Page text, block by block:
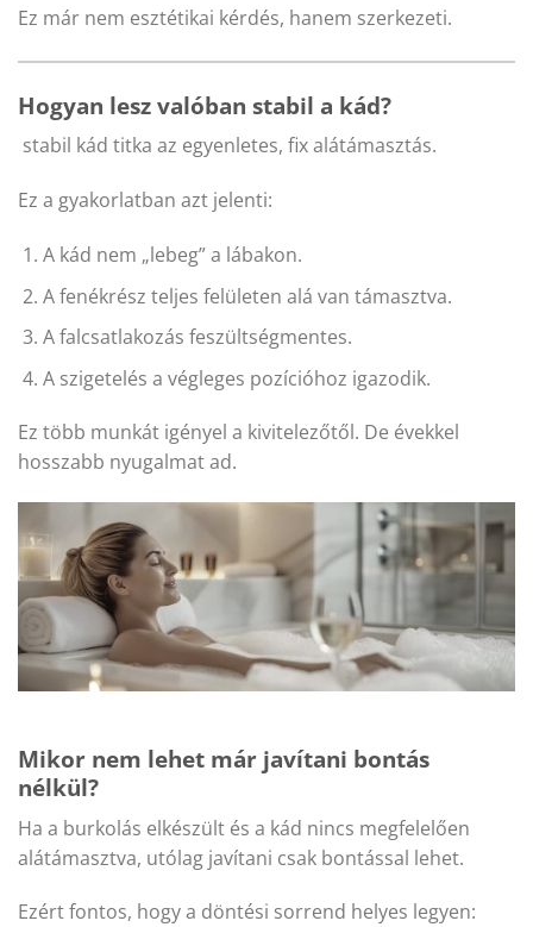
Ez már nem esztétikai kérdés, hanem szerkezeti.
Hogyan lesz valóban stabil a kád?
stabil kád titka az egyenletes, fix alátámasztás.
Ez a gyakorlatban azt jelenti:
A kád nem „lebeg” a lábakon.
A fenékrész teljes felületen alá van támasztva.
A falcsatlakozás feszültségmentes.
A szigetelés a végleges pozícióhoz igazodik.
Ez több munkát igényel a kivitelezőtől. De évekkel
hosszabb nyugalmat ad.
Mikor nem lehet már javítani bontás
nélkül?
Ha a burkolás elkészült és a kád nincs megfelelően
alátámasztva, utólag javítani csak bontással lehet.
Ezért fontos, hogy a döntési sorrend helyes legyen: